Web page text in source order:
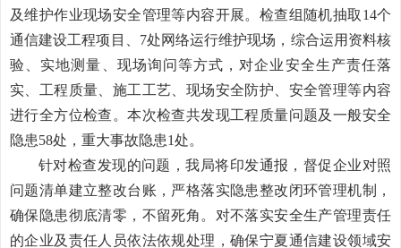
及维护作业现场安全管理等内容开展。检查组随机抽取 14个
通信建设工程项目、7处网络运行维护现场，综合运用资料核
验、 实地测量 现场询问等方式 ，对企业安全生产责任落
实、工程质量、施工工艺、 现场安全防护、安全管理等内容
进行全方位检查 。本次检查共发现工程质量问题及一般安全
隐患58处，重大事故隐患1处。
针对检查发现的问题，我局将印发通报，督促企业对照
问题清单建立整改台账， 严格落实隐患整改闭环管理机制，
确保隐患彻底清零 ， 不留死角 。对不落实安全生产管理责任
的企业及责任人员依法依规处理，确保宁夏通信建设领域安